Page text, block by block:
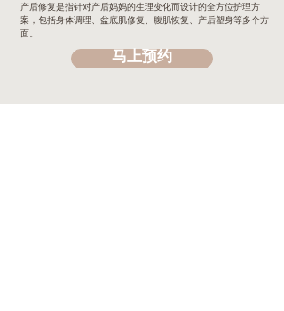
产后修复是指针对产后妈妈的生理变化而设计的全方位护理方
案，包括身体调理、盆底肌修复、腹肌恢复、产后塑身等多个方
面。
马上预约